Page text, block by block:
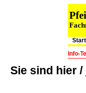
Info-
Sie sind hier /